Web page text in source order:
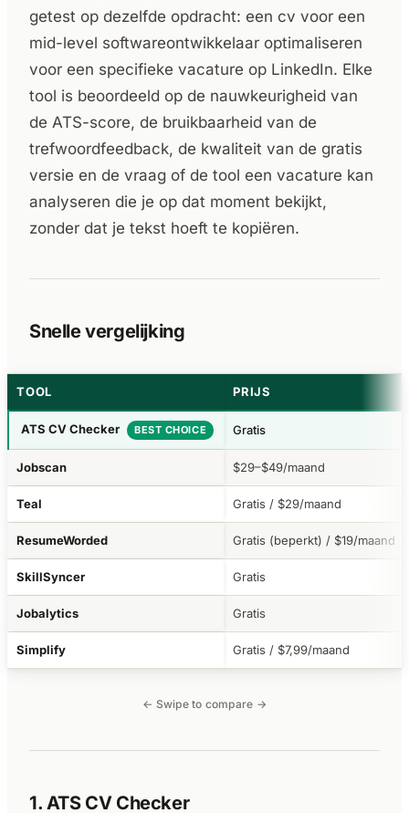
getest op dezelfde opdracht: een cv voor een
mid-level softwareontwikkelaar optimaliseren
voor een specifieke vacature op LinkedIn. Elke
tool is beoordeeld op de nauwkeurigheid van
de ATS-score, de bruikbaarheid van de
trefwoordfeedback, de kwaliteit van de gratis
versie en de vraag of de tool een vacature kan
analyseren die je op dat moment bekijkt,
zonder dat je tekst hoeft te kopiëren.
Snelle vergelijking
TOOL PRIJS
ATS CV Checker Gratis
Jobscan $29–$49/maand
Teal Gratis / $29/maand
ResumeWorded Gratis (beperkt) / $19/maand
SkillSyncer Gratis
Jobalytics Gratis
Simplify Gratis / $7,99/maand
← Swipe to compare →
1. ATS CV Checker